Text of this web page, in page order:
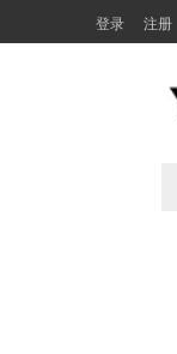
登录 注册